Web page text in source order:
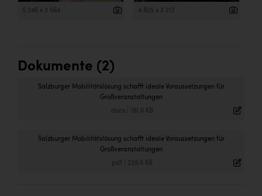
5 346 x 3 564 4 825 x 3 217
Dokumente (2)
Salzburger Mobilitätslösung schafft ideale Voraussetzungen für
Großveranstaltungen
.docx| 181,6 KB
Salzburger Mobilitätslösung schafft ideale Voraussetzungen für
Großveranstaltungen
.pdf 229,6 KB